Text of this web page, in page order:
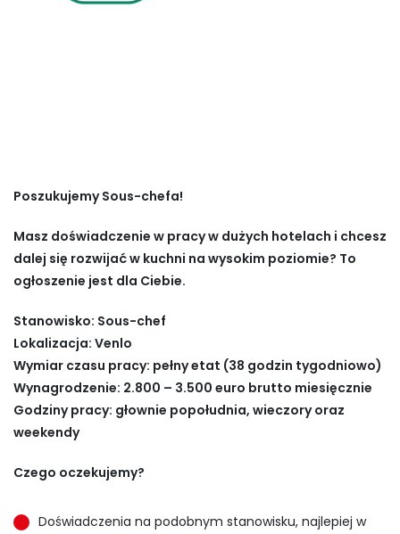
Poszukujemy Sous-chefa!
Masz doświadczenie w pracy w dużych hotelach i chcesz
dalej się rozwijać w kuchni na wysokim poziomie? To
ogłoszenie jest dla Ciebie.
Stanowisko: Sous-chef
Lokalizacja: Venlo
Wymiar czasu pracy: pełny etat (38 godzin tygodniowo)
Wynagrodzenie: 2.800 – 3.500 euro brutto miesięcznie
Godziny pracy: głownie popołudnia, wieczory oraz
weekendy
Czego oczekujemy?
Doświadczenia na podobnym stanowisku, najlepiej w